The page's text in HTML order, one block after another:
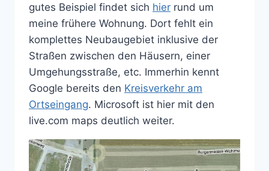
gutes Beispiel findet sich hier rund um
meine frühere Wohnung. Dort fehlt ein
komplettes Neubaugebiet inklusive der
Straßen zwischen den Häusern, einer
Umgehungsstraße, etc. Immerhin kennt
Google bereits den Kreisverkehr am
Ortseingang. Microsoft ist hier mit den
live.com maps deutlich weiter.